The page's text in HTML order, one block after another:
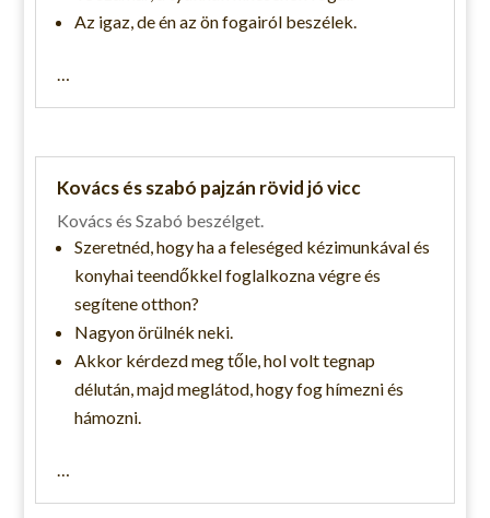
Az igaz, de én az ön fogairól beszélek.
Kovács és szabó pajzán rövid jó vicc
Kovács és Szabó beszélget.
Szeretnéd, hogy ha a feleséged kézimunkával és
konyhai teendőkkel foglalkozna végre és
segítene otthon?
Nagyon örülnék neki.
Akkor kérdezd meg tőle, hol volt tegnap
délután, majd meglátod, hogy fog hímezni és
hámozni.